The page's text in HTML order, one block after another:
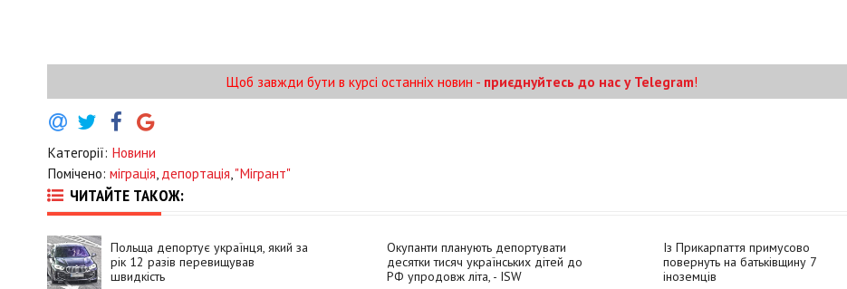
Щоб завжди бути в курсі останніх новин - приєднуйтесь до нас у Telegram!
Категорії: Новини
Помічено: міграція, депортація,"Мігрант"
ЧИТАЙТЕ ТАКОЖ:
Польща депортує українця, який за
рік 12 разів перевищував
швидкість
Окупанти планують депортувати
десятки тисяч українських дітей до
РФ упродовж літа, - ISW
Із Прикарпаття примусово
повернуть на батьківщину 7
іноземців